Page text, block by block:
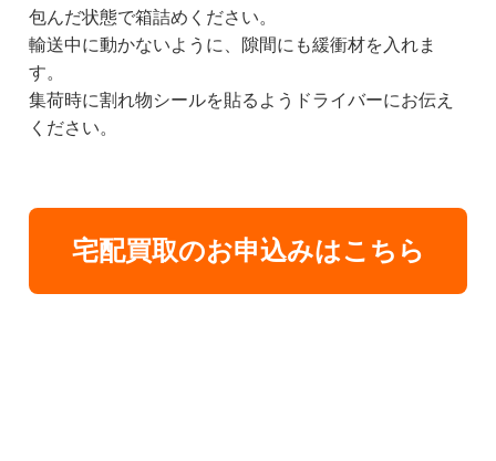
包んだ状態で箱詰めください。
輸送中に動かないように、隙間にも緩衝材を入れま
す。
集荷時に割れ物シールを貼るようドライバーにお伝え
ください。
宅配買取のお申込みはこちら